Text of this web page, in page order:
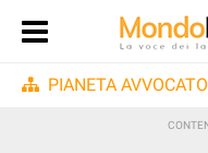
PIANETA AVVOCATO